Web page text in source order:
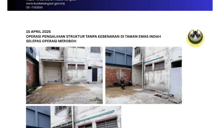
Read more